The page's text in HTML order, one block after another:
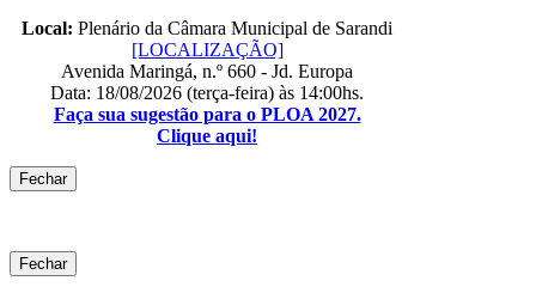
Local: Plenário da Câmara Municipal de Sarandi
[LOCALIZAÇÃO]
Avenida Maringá, n.º 660 - Jd. Europa
Data: 18/08/2026 (terça-feira) às 14:00hs.
Faça sua sugestão para o PLOA 2027.
Clique aqui!
Fechar
Fechar